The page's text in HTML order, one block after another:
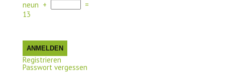
neun +
=
13
ANMELDEN
Registrieren
Passwort vergessen